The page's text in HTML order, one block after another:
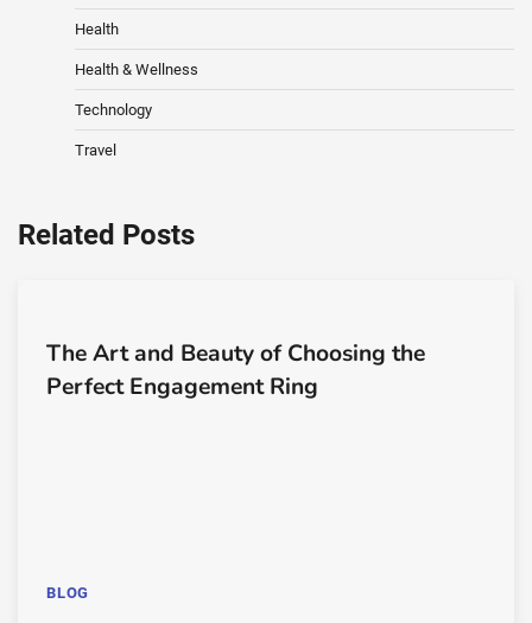
Health
Health & Wellness
Technology
Travel
Related Posts
The Art and Beauty of Choosing the
Perfect Engagement Ring
BLOG